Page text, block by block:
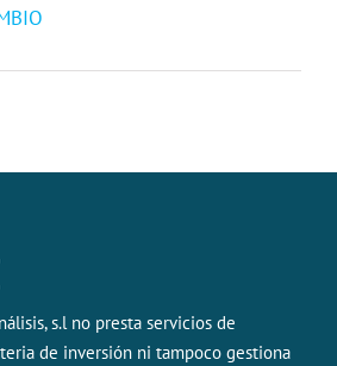
s.l no presta servicios de
de inversión ni tampoco gestiona